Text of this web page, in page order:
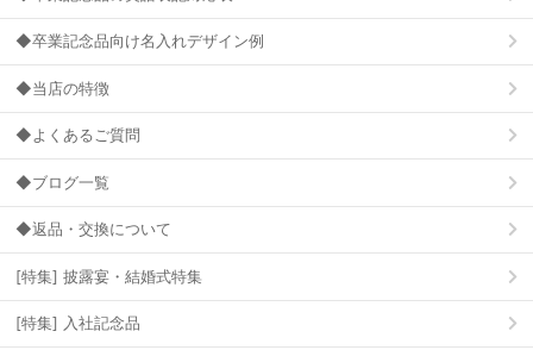
◆卒業記念品向け名入れデザイン例
◆当店の特徴
◆よくあるご質問
◆ブログ一覧
◆返品・交換について
[特集] 披露宴・結婚式特集
[特集] 入社記念品